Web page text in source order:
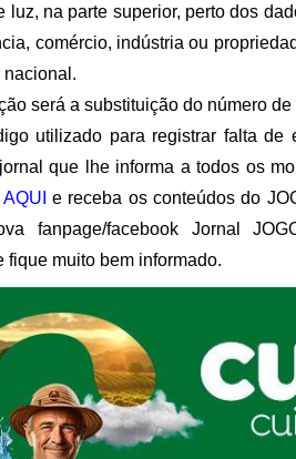
luz, na parte superior, perto dos
comércio, indústria ou
nacional.
será a substituição do número
utilizado para registrar falta de
que lhe informa a todos os
e receba os conteúdos do
fanpage/facebook Jornal
fique muito bem informado.